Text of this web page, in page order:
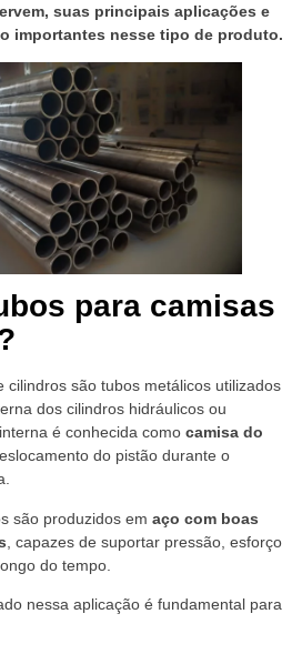
suas principais aplicações e
importantes nesse tipo de produto.
para camisas
cilindros são tubos metálicos utilizados
dos cilindros hidráulicos ou
é conhecida como camisa do
do pistão durante o
são produzidos em aço com boas
, capazes de suportar pressão, esforço
do tempo.
nessa aplicação é fundamental para